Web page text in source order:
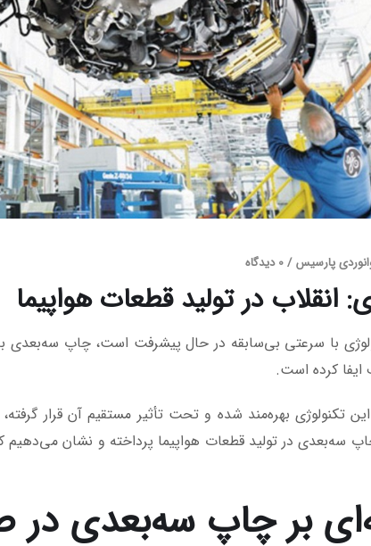
پارسیس /0 دیدگاه
در تولید قطعات هواپیما
با سرعتی بی‌سابقه در حال پیشرفت است، چاپ
کرده است.
تکنولوژی بهره‌مند شده و تحت تأثیر مستقیم آن قرار
سه‌بعدی در تولید قطعات هواپیما پرداخته و نشان می‌دهیم